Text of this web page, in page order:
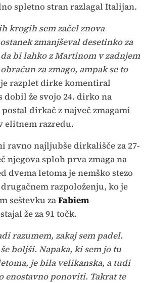
spletno stran razlagal Italijan.
krogih sem začel znova
zmanjševal desetinko za
bi lahko z Martinom v zadnjem
za zmago, ampak se to
je razplet dirke komentiral
dobil že svojo 24. dirko na
dirkač z največ zmagami
elitnem razredu.
ravno najljubše dirkališče za 27-
njegova sploh prva zmaga na
dvema letoma je nemško stezo
razpoloženju, ko je
seštevku zaFabiem
že za 91 točk.
razumem, zakaj sem padel.
boljši. Napaka, ki sem jo tu
je bila velikanska, a tudi
enostavno ponoviti. Takrat te